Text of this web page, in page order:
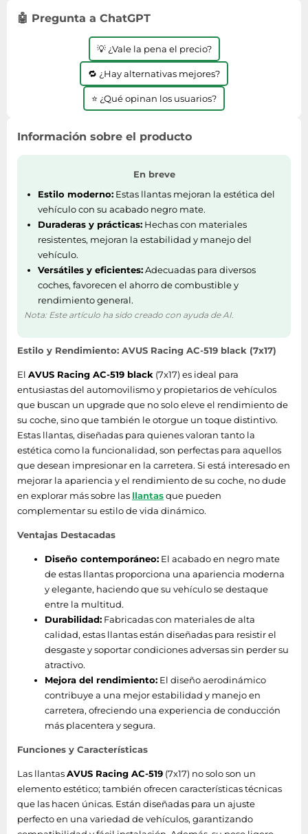
Ropa deportiva y outdoor
Tiendas de campaña
Zapatillas de tenis
Zapatillas deportivas
Perfumes de mujer
Perfumes unisex
Placer y anticoncepción
Productos de higiene corporal
Productos para baño y ducha
Termómetros clínicos
Tratamientos faciales
Media
Monitores y pantallas ordenador
Máquinas de afeitar
Ordenadores portátiles
Secadoras
Sonido y alta fidelidad
TV, vídeo y DVD
Tablets
Telecomunicaciones
Televisores
Vehículos a escala
Relojes
Relojes de pulsera
Tejer y crochet
Zapatillas de atletismo
Zapatos
🤖 Pregunta a ChatGPT
💡 ¿Vale la pena el precio?
🔁 ¿Hay alternativas mejores?
⭐ ¿Qué opinan los usuarios?
Información sobre el producto
En breve
Estilo moderno: Estas llantas mejoran la estética del
vehículo con su acabado negro mate.
Duraderas y prácticas: Hechas con materiales
resistentes, mejoran la estabilidad y manejo del
vehículo.
Versátiles y eficientes:Adecuadas para diversos
coches, favorecen el ahorro de combustible y
rendimiento general.
Nota: Este artículo ha sido creado con ayuda de AI.
Estilo y Rendimiento: AVUS Racing AC-519 black (7x17)
El AVUS Racing AC-519 black (7x17) es ideal para
entusiastas del automovilismo y propietarios de vehículos
que buscan un upgrade que no solo eleve el rendimiento de
su coche, sino que también le otorgue un toque distintivo.
Estas llantas, diseñadas para quienes valoran tanto la
estética como la funcionalidad, son perfectas para aquellos
que desean impresionar en la carretera. Si está interesado en
mejorar la apariencia y el rendimiento de su coche, no dude
en explorar más sobre las llantasque pueden
complementar su estilo de vida dinámico.
Ventajas Destacadas
Diseño contemporáneo: El acabado en negro mate
de estas llantas proporciona una apariencia moderna
y elegante, haciendo que su vehículo se destaque
entre la multitud.
Durabilidad: Fabricadas con materiales de alta
calidad, estas llantas están diseñadas para resistir el
desgaste y soportar condiciones adversas sin perder su
atractivo.
Mejora del rendimiento: El diseño aerodinámico
contribuye a una mejor estabilidad y manejo en
carretera, ofreciendo una experiencia de conducción
más placentera y segura.
Funciones y Características
Las llantasAVUS Racing AC-519 (7x17) no solo son un
elemento estético; también ofrecen características técnicas
que las hacen únicas. Están diseñadas para un ajuste
perfecto en una variedad de vehículos, garantizando